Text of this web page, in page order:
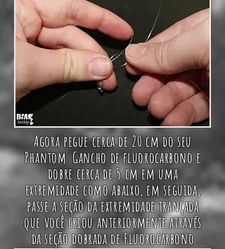
Agora pegue cerca de 20 cm do seu
Phantom Gancho de fluorocarbono e
dobre cerca de 5 cm em uma
extremidade como abaixo, em seguida,
passe a seção da extremidade trançada
que você criou anteriormente através
da seção dobrada de Fluorocarbono